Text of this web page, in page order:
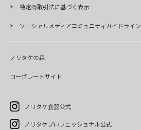
特定商取引法に基づく表示
ソーシャルメディアコミュニティガイドライン
ノリタケの森
コーポレートサイト
ノリタケ食器公式
ノリタケプロフェッショナル公式